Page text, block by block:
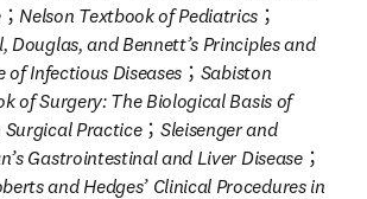
；Nelson Textbook of Pediatrics ；
Douglas, and Bennett’s Principles and
of Infectious Diseases ； Sabiston
of Surgery: The Biological Basis of
Surgical Practice；Sleisenger and
Gastrointestinal and Liver Disease；
and Hedges’ Clinical Procedures in